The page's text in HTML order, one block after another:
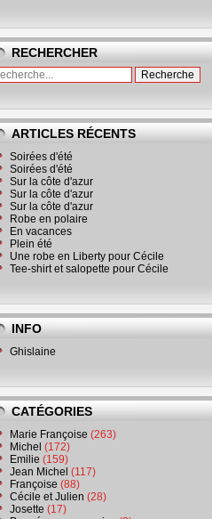
RECHERCHER
ARTICLES RÉCENTS
Soirées d'été
Soirées d'été
Sur la côte d'azur
Sur la côte d'azur
Sur la côte d'azur
Robe en polaire
En vacances
Plein été
Une robe en Liberty pour Cécile
Tee-shirt et salopette pour Cécile
INFO
Ghislaine
CATÉGORIES
Marie Françoise (263)
Michel (172)
Emilie (159)
Jean Michel (117)
Françoise (88)
Cécile et Julien (28)
Josette (17)